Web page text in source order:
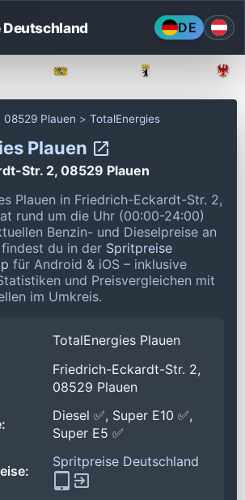
DE
08529 Plauen TotalEnergies
Plauen
Str. 2, 08529 Plauen
Plauen in Friedrich-Eckardt-Str. 2,
rund um die Uhr (00:00-24:00)
Benzin- und Dieselpreise an
du in der Spritpreise
für Android & iOS – inklusive
und Preisvergleichen mit
im Umkreis.
TotalEnergies Plauen
Friedrich-Eckardt-Str. 2,
08529 Plauen
Diesel ✅, Super E10 ✅,
Super E5 ✅
Spritpreise Deutschland